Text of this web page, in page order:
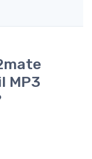
MP3